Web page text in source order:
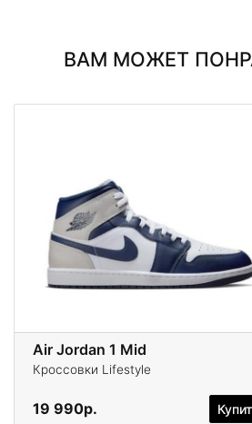
ВАМ МОЖЕТ
Air Jordan 1 Mid
Кроссовки Lifestyle
19 990р.